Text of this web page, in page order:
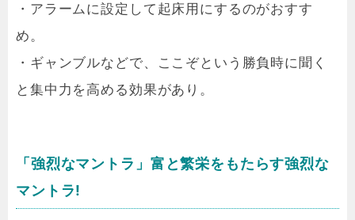
・アラームに設定して起床用にするのがおすす
め。
・ギャンブルなどで、ここぞという勝負時に聞く
と集中力を高める効果があり。
「強烈なマントラ」富と繁栄をもたらす強烈な
マントラ!